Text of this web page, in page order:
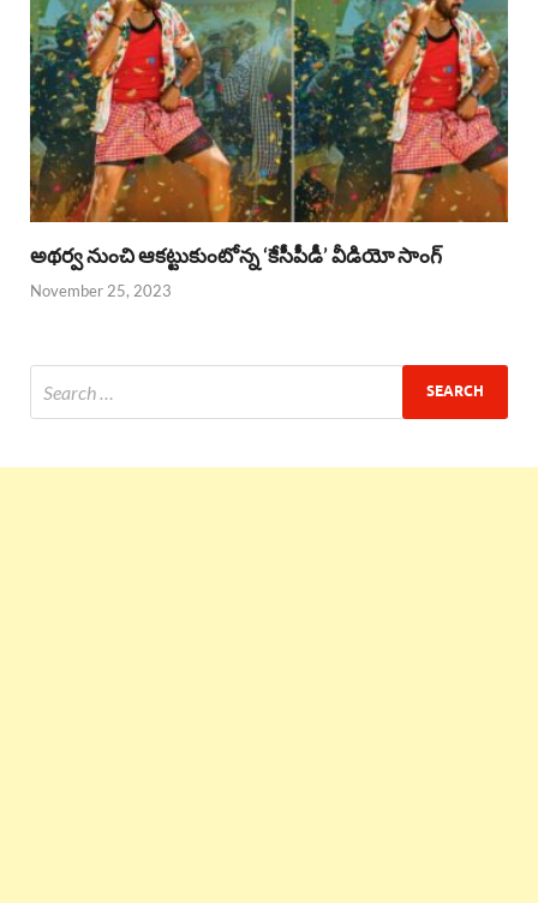
అథర్వ నుంచి ఆకట్టుకుంటోన్న ‘కేసీపీడీ’ వీడియో సాంగ్
November 25, 2023